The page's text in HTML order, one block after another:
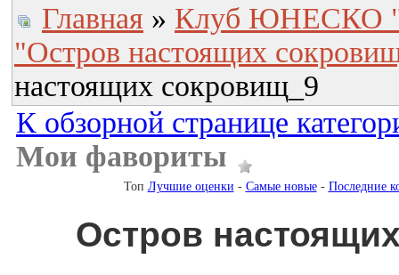
Главная » Клуб ЮНЕСКО
"Остров настоящих
настоящих сокровищ_9
К обзорной странице
Мои фавориты
Топ Лучшие оценки - Самые новые- Последние
Остров